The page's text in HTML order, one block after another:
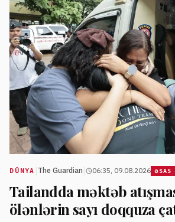
DÜNYA The Guardian 06:35, 09.08.2026 ƏSAS
Tailandda məktəb
ölənlərin sayı doqquza